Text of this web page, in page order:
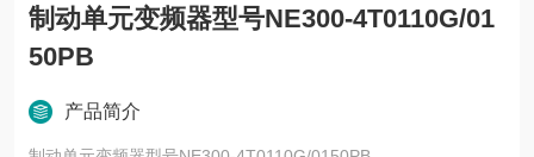
制动单元变频器型号NE300-4T0110G/01
50PB
产品简介